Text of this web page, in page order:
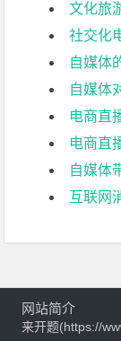
文化旅
社交化电
自媒体
自媒体
电商直
电商直
自媒体
互联网消
网站简介
来开题(https://